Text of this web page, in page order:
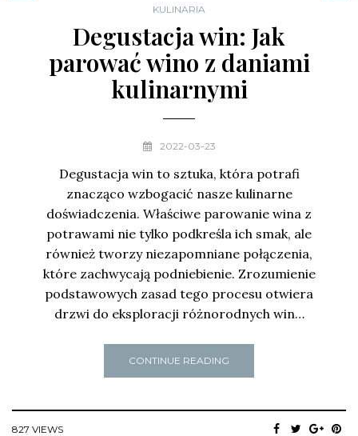
KULINARIA
Degustacja win: Jak
parować wino z daniami
kulinarnymi
2022-03-23
Degustacja win to sztuka, która potrafi
znacząco wzbogacić nasze kulinarne
doświadczenia. Właściwe parowanie wina z
potrawami nie tylko podkreśla ich smak, ale
również tworzy niezapomniane połączenia,
które zachwycają podniebienie. Zrozumienie
podstawowych zasad tego procesu otwiera
drzwi do eksploracji różnorodnych win…
CONTINUE READING
827 VIEWS